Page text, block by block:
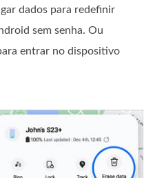
dados para redefinir
sem senha. Ou
entrar no dispositivo